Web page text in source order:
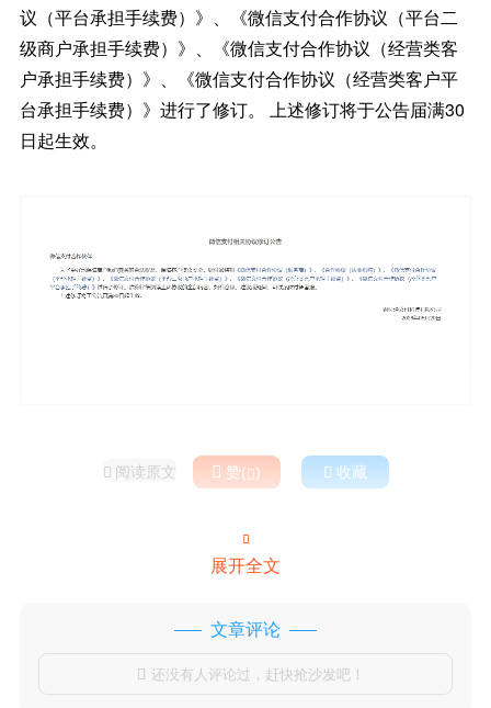
议（平台承担手续费）》、《微信支付合作协议（平台二
级商户承担手续费）》、《微信支付合作协议（经营类客
户承担手续费）》、《微信支付合作协议（经营类客户平
台承担手续费）》进行了修订。 上述修订将于公告届满30
日起生效。
 阅读原文  赞()  收藏

展开全文
文章评论
 还没有人评论过，赶快抢沙发吧！